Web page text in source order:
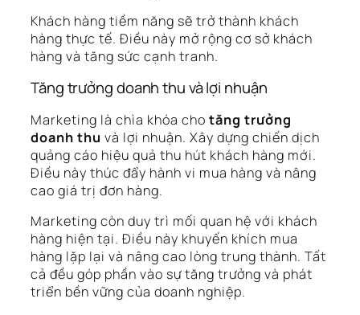
Khách hàng tiềm năng sẽ trở thành khách
hàng thực tế. Điều này mở rộng cơ sở khách
hàng và tăng sức cạnh tranh.
Tăng trưởng doanh thu và lợi nhuận
Marketing là chìa khóa cho tăng trưởng
doanh thu và lợi nhuận. Xây dựng chiến dịch
quảng cáo hiệu quả thu hút khách hàng mới.
Điều này thúc đẩy hành vi mua hàng và nâng
cao giá trị đơn hàng.
Marketing còn duy trì mối quan hệ với khách
hàng hiện tại. Điều này khuyến khích mua
hàng lặp lại và nâng cao lòng trung thành. Tất
cả đều góp phần vào sự tăng trưởng và phát
triển bền vững của doanh nghiệp.